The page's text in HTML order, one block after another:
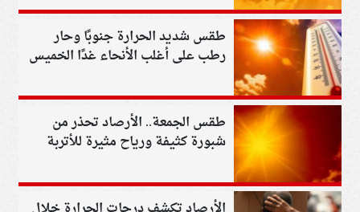
طقس شديد الحرارة جنوبًا وحار
رطب على أغلب الأنحاء غدًا الخميس
طقس الجمعة.. الأرصاد تحذر من
شبورة كثيفة ورياح مثيرة للأتربة